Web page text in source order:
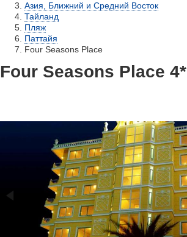
Азия, Ближний и Средний Восток
Тайланд
Пляж
Паттайя
Four Seasons Place
Four Seasons Place 4*